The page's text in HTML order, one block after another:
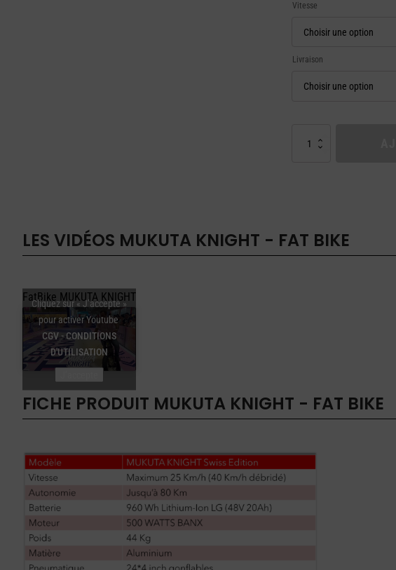
Vitesse
Livraison
LES VIDÉOS MUKUTA KNIGHT - FAT BIKE
FatBike MUKUTA KNIGHT
Cliquez sur « J’accepte »
pour activer Youtube
CGV - CONDITIONS
D'UTILISATION
FICHE PRODUIT MUKUTA KNIGHT - FAT BIKE